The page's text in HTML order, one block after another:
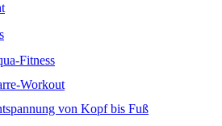
Fitness
Workout
von Kopf bis Fuß